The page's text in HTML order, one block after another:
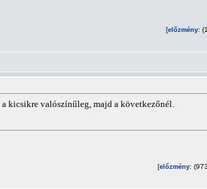
[előzmény:
kicsikre valószínűleg, majd a következőnél.
[előzmény: